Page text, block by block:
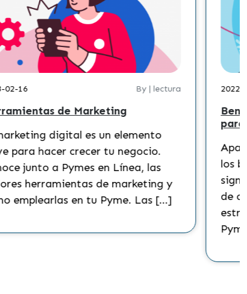
02-16 By | lectura
de Marketing
digital es un elemento
para hacer crecer tu negocio.
junto a Pymes en Línea, las
herramientas de marketing y
emplearlas en tu Pyme. Las […]
2022-
los
de